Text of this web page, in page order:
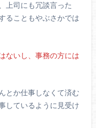
上司にも冗談言った
ることもやぶさかでは
ないし、事務の方には
とか仕事しなくて済む
しているように見受け